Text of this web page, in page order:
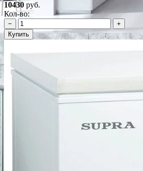
10430 руб.
Кол-во:
−
+
Купить